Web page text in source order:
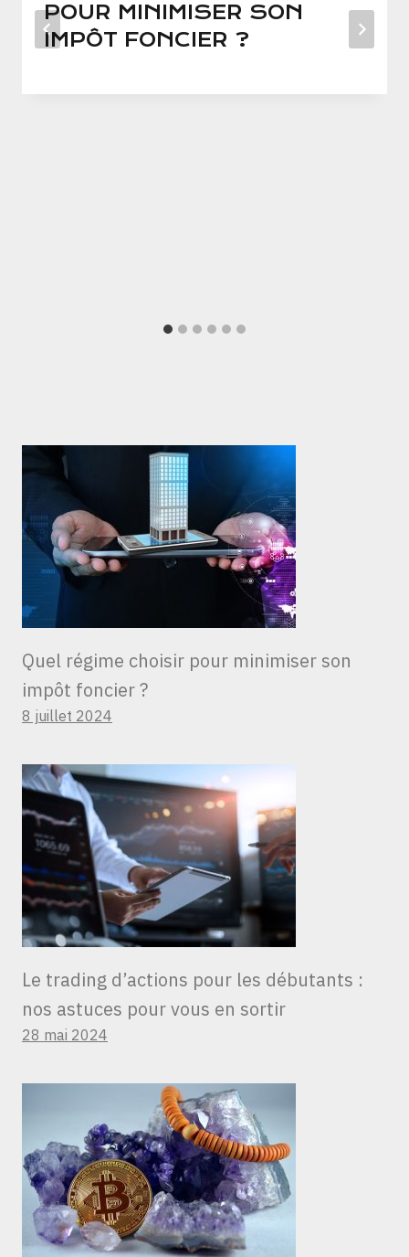
POUR MINIMISER SON
IMPÔT FONCIER ?
Quel régime choisir pour minimiser son
impôt foncier ?
8 juillet 2024
Le trading d’actions pour les débutants :
nos astuces pour vous en sortir
28 mai 2024